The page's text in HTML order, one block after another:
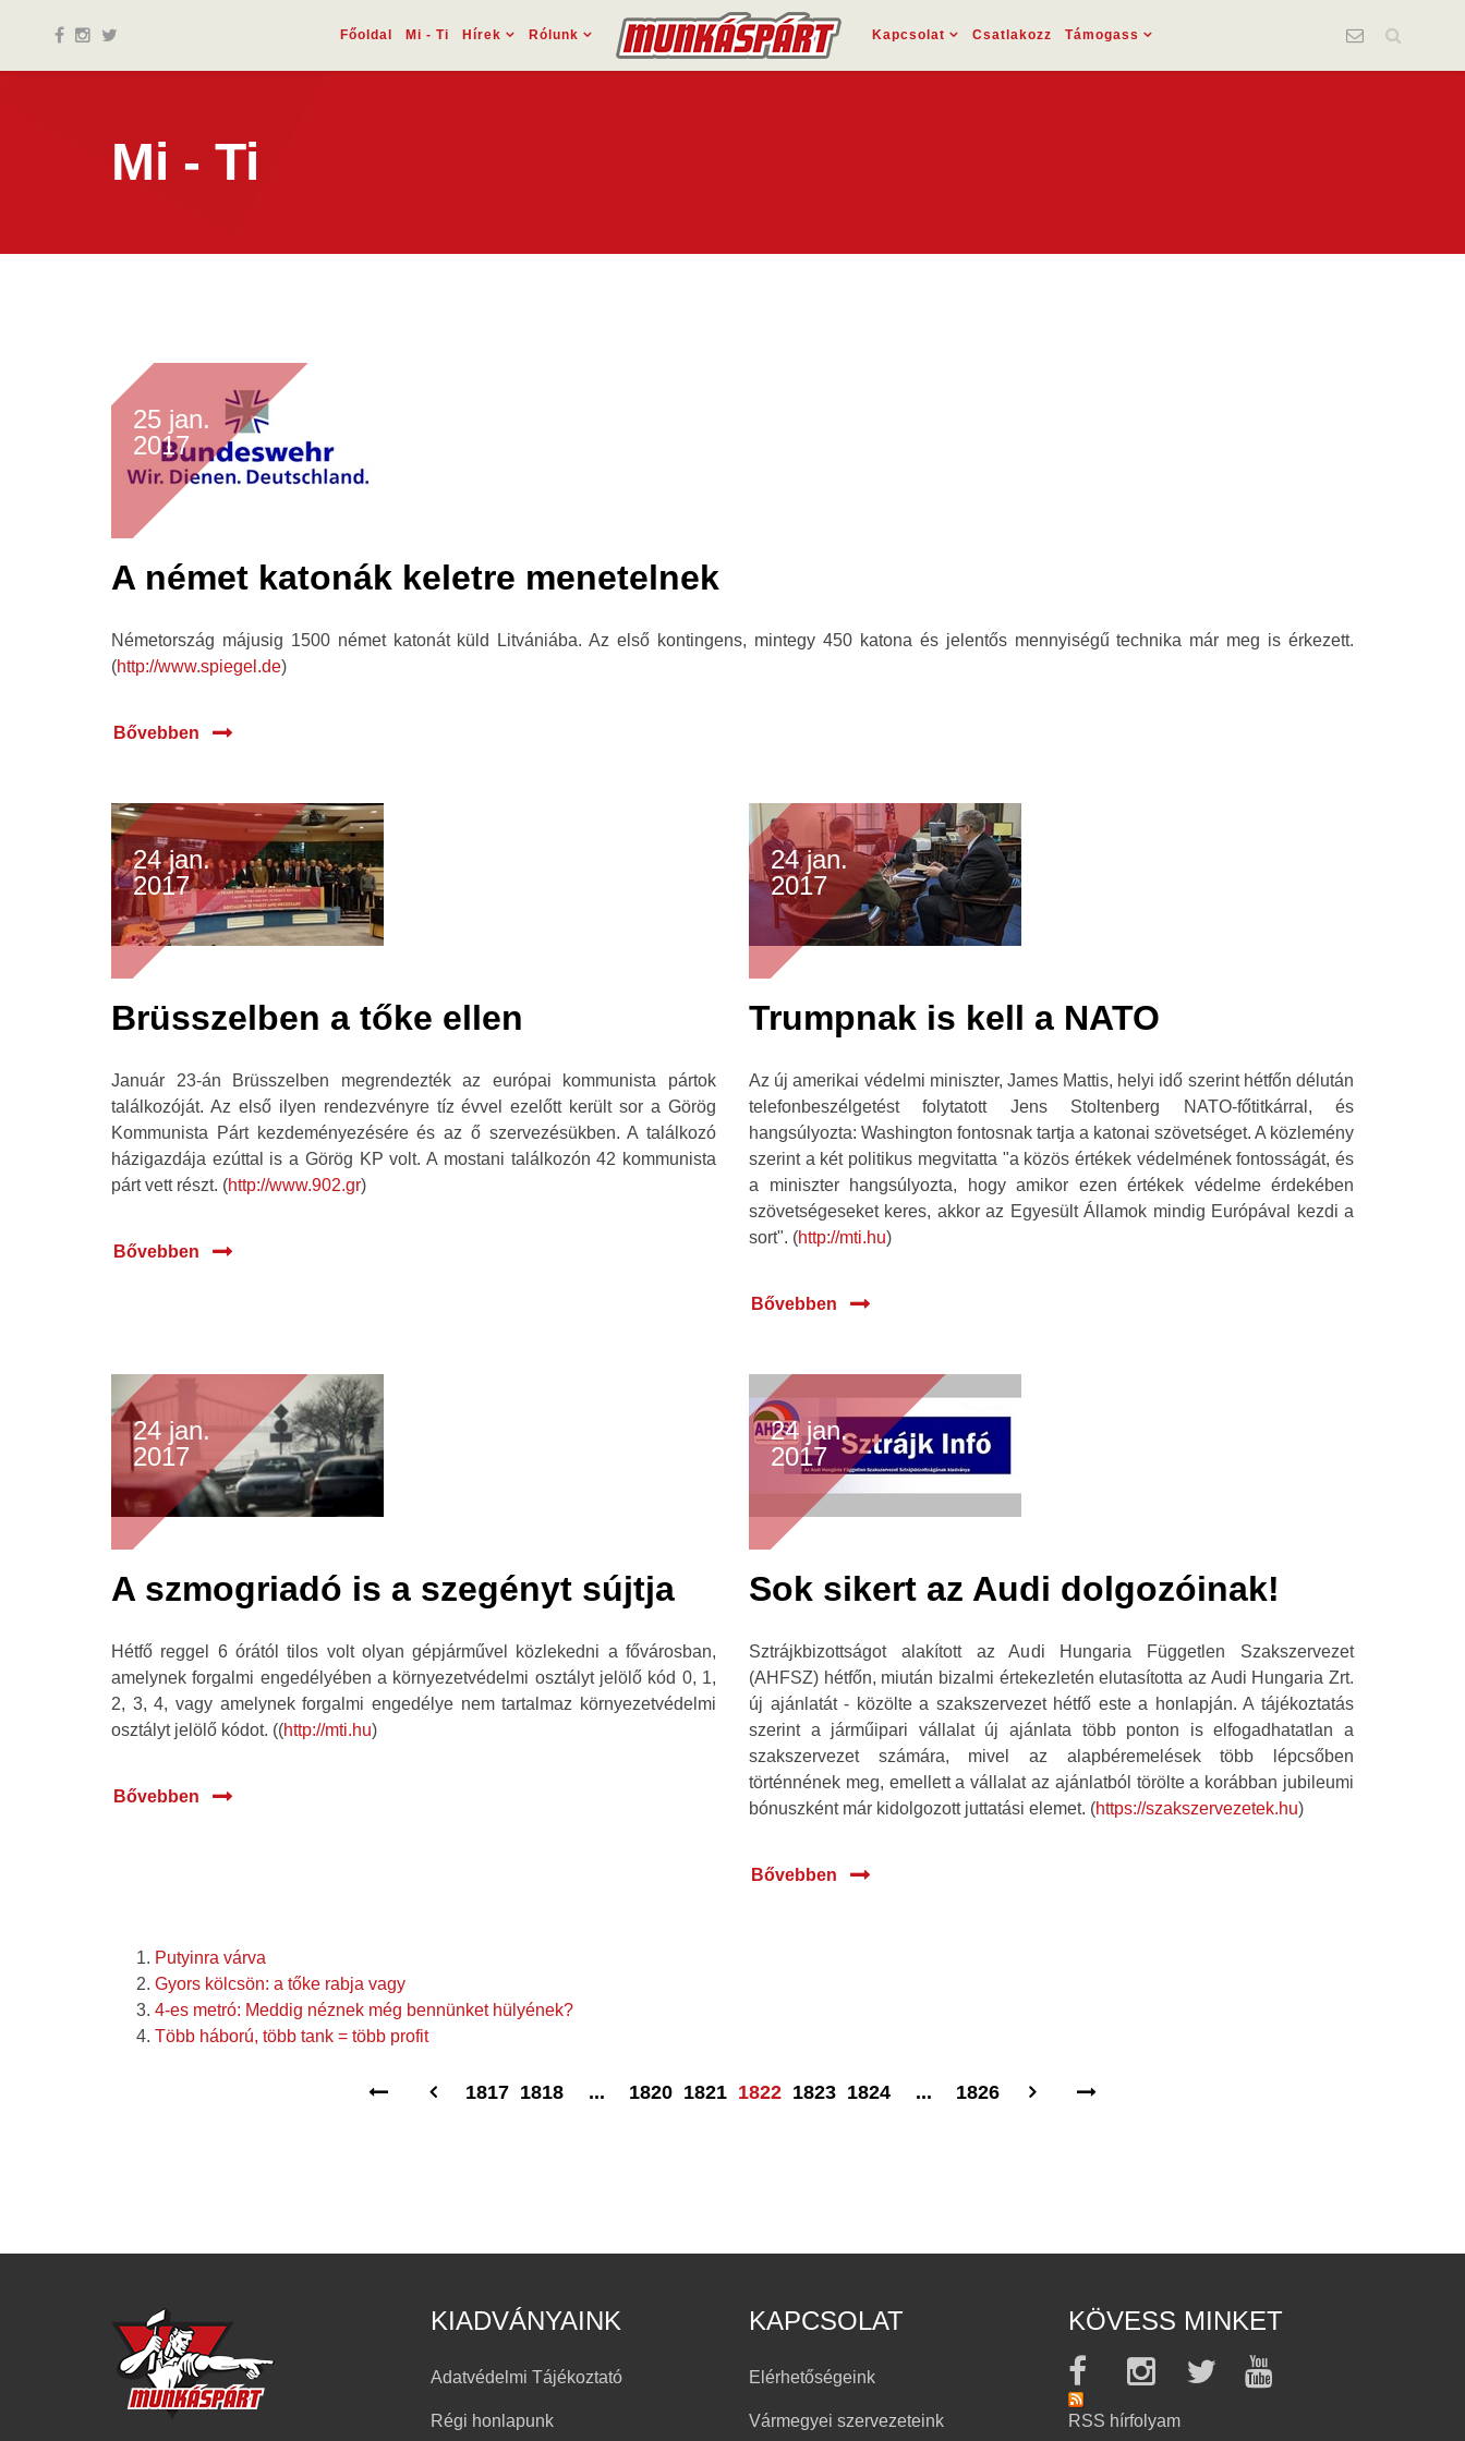
Főoldal Mi - Ti Hírek Rólunk Kapcsolat Csatlakozz Támogass
Mi - Ti
25 jan.
2017
A német katonák keletre menetelnek
Németország májusig 1500 német katonát küld Litvániába. Az első kontingens, mintegy 450 katona és jelentős mennyiségű technika már meg is érkezett.
(http://www.spiegel.de)
Bővebben
24 jan.
2017
Brüsszelben a tőke ellen
Január 23-án Brüsszelben megrendezték az európai kommunista pártok
találkozóját. Az első ilyen rendezvényre tíz évvel ezelőtt került sor a Görög
Kommunista Párt kezdeményezésére és az ő szervezésükben. A találkozó
házigazdája ezúttal is a Görög KP volt. A mostani találkozón 42 kommunista
párt vett részt. (http://www.902.gr)
Bővebben
24 jan.
2017
Trumpnak is kell a NATO
Az új amerikai védelmi miniszter, James Mattis, helyi idő szerint hétfőn délután
telefonbeszélgetést folytatott Jens Stoltenberg NATO-főtitkárral, és
hangsúlyozta: Washington fontosnak tartja a katonai szövetséget. A közlemény
szerint a két politikus megvitatta "a közös értékek védelmének fontosságát, és
a miniszter hangsúlyozta, hogy amikor ezen értékek védelme érdekében
szövetségeseket keres, akkor az Egyesült Államok mindig Európával kezdi a
sort". (http://mti.hu)
Bővebben
24 jan.
2017
A szmogriadó is a szegényt sújtja
Hétfő reggel 6 órától tilos volt olyan gépjárművel közlekedni a fővárosban,
amelynek forgalmi engedélyében a környezetvédelmi osztályt jelölő kód 0, 1,
2, 3, 4, vagy amelynek forgalmi engedélye nem tartalmaz környezetvédelmi
osztályt jelölő kódot. ((http://mti.hu)
Bővebben
24 jan.
2017
Sok sikert az Audi dolgozóinak!
Sztrájkbizottságot alakított az Audi Hungaria Független Szakszervezet
(AHFSZ) hétfőn, miután bizalmi értekezletén elutasította az Audi Hungaria Zrt.
új ajánlatát - közölte a szakszervezet hétfő este a honlapján. A tájékoztatás
szerint a járműipari vállalat új ajánlata több ponton is elfogadhatatlan a
szakszervezet számára, mivel az alapbéremelések több lépcsőben
történnének meg, emellett a vállalat az ajánlatból törölte a korábban jubileumi
bónuszként már kidolgozott juttatási elemet. (https://szakszervezetek.hu)
Bővebben
Putyinra várva
Gyors kölcsön: a tőke rabja vagy
4-es metró: Meddig néznek még bennünket hülyének?
Több háború, több tank = több profit
1817 1818 ... 1820 1821 1822 1823 1824 ... 1826
KIADVÁNYAINK
Adatvédelmi Tájékoztató
Régi honlapunk
KAPCSOLAT
Elérhetőségeink
Vármegyei szervezeteink
KÖVESS MINKET
RSS hírfolyam